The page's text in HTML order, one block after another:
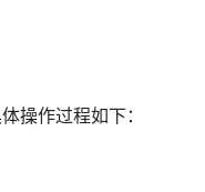
操作过程如下：